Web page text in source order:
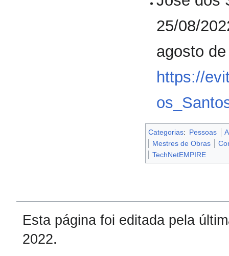
25/08/
agosto
https://
Categorias: Pessoas
Mestres de Obras
TechNetEMPIRE
Esta página foi editada pela
2022.